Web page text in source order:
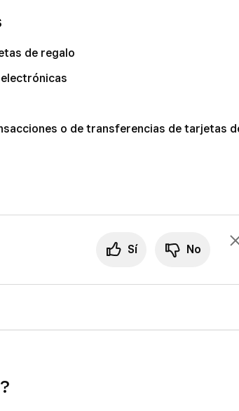
de regalo
o de transferencias de tarjetas
Sí No